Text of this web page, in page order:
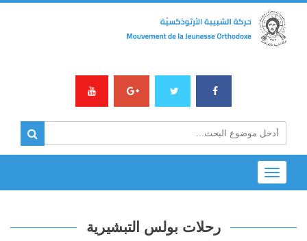
Toggle
navigation
رحلات بولس التبشيرية